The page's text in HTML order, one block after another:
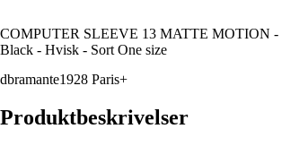
COMPUTER SLEEVE 13 MATTE MOTION -
Black - Hvisk - Sort One size
dbramante1928 Paris+
Produktbeskrivelser